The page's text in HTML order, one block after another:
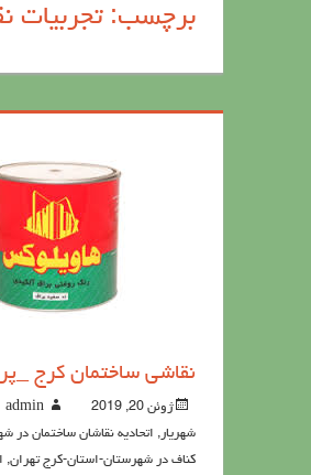
برچسب: تجربیات
نقاشی ساختمان کرج
ژوئن 20, 2019 admin
شهریار, اتحادیه نقاشان ساختمان در
کناف در شهرستان-استان-کرج تهران,